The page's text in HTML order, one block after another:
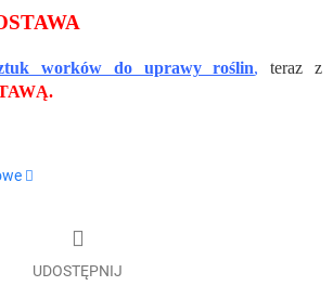
worków do uprawy roślin, teraz z
UDOSTĘPNIJ